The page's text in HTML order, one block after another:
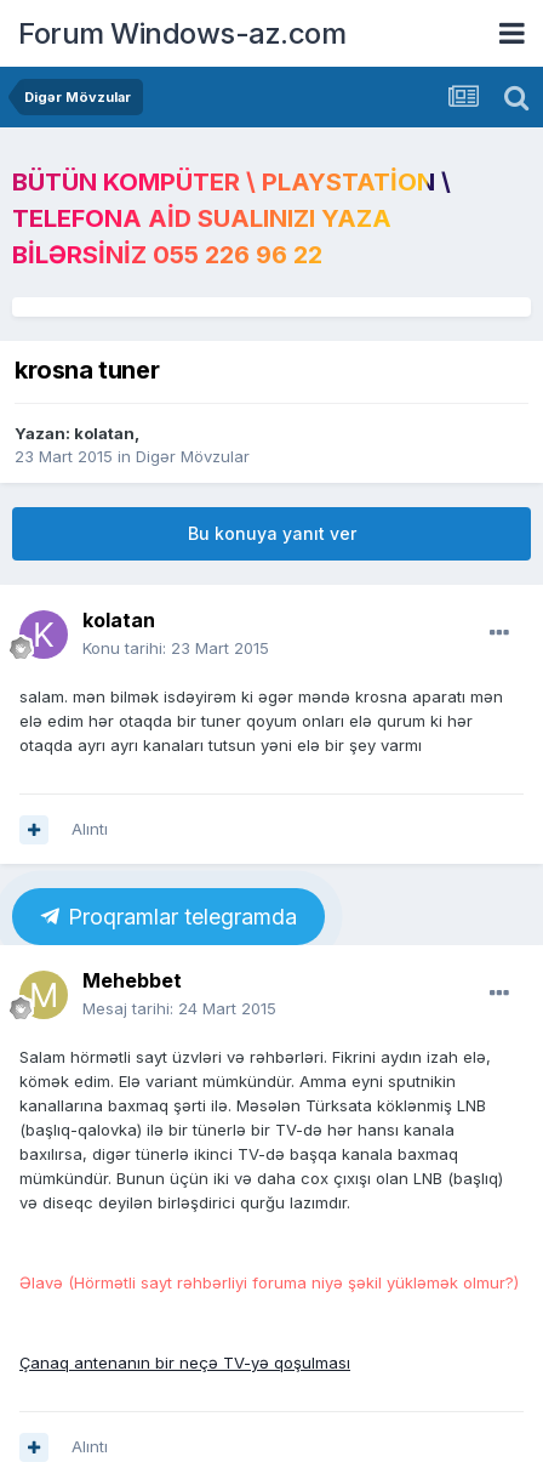
Forum Windows-az.com
Digər Mövzular
BÜTÜN KOMPÜTER \ PLAYSTATION \
TELEFONA AID SUALINIZI YAZA
BILƏRSINIZ 055 226 96 22
krosna tuner
Yazan: kolatan,
23 Mart 2015 in Digər Mövzular
Bu konuya yanıt ver
kolatan
Konu tarihi: 23 Mart 2015
salam. mən bilmək isdəyirəm ki əgər məndə krosna aparatı mən
elə edim hər otaqda bir tuner qoyum onları elə qurum ki hər
otaqda ayrı ayrı kanaları tutsun yəni elə bir şey varmı
Alıntı
Proqramlar telegramda
Mehebbet
Mesaj tarihi: 24 Mart 2015
Salam hörmətli sayt üzvləri və rəhbərləri. Fikrini aydın izah elə,
kömək edim. Elə variant mümkündür. Amma eyni sputnikin
kanallarına baxmaq şərti ilə. Məsələn Türksata köklənmiş LNB
(başlıq-qalovka) ilə bir tünerlə bir TV-də hər hansı kanala
baxılırsa, digər tünerlə ikinci TV-də başqa kanala baxmaq
mümkündür. Bunun üçün iki və daha cox çıxışı olan LNB (başlıq)
və diseqc deyilən birləşdirici qurğu lazımdır.
Əlavə (Hörmətli sayt rəhbərliyi foruma niyə şəkil yükləmək olmur?)
Çanaq antenanın bir neçə TV-yə qoşulması
Alıntı